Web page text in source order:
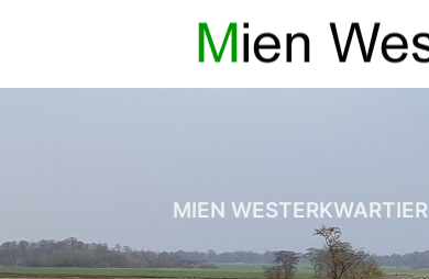
inhoud
MIEN WESTERKWARTIER